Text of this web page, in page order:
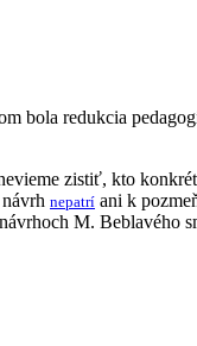
bola redukcia
zistiť, kto
nepatrí ani k
M. Beblavého